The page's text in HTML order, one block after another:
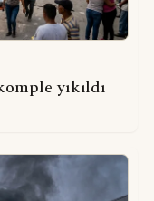
yıkıldı